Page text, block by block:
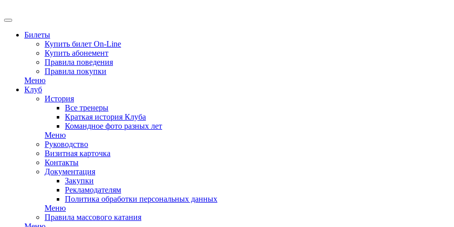
Билеты
Купить билет On-Line
Купить абонемент
Правила поведения
Правила покупки
Меню
Клуб
История
Все тренеры
Краткая история Клуба
Командное фото разных лет
Меню
Руководство
Визитная карточка
Контакты
Документация
Закупки
Рекламодателям
Политика обработки персональных данных
Меню
Правила массового катания